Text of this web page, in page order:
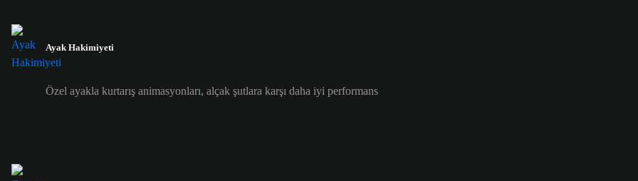
Ayak Hakimiyeti
Özel ayakla kurtarış animasyonları, alçak şutlara karşı daha iyi performans